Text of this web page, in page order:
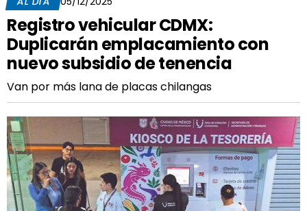
Registro vehicular CDMX:
Duplicarán emplacamiento con
nuevo subsidio de tenencia
Van por más lana de placas chilangas